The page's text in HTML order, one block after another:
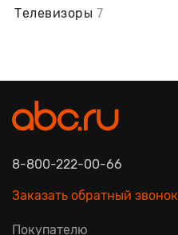
Телевизоры 7
8-800-222-00-66
Заказать обратный звонок
Покупателю